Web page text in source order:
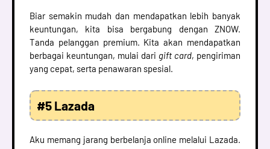
Biar semakin mudah dan mendapatkan lebih banyak
keuntungan, kita bisa bergabung dengan ZNOW.
Tanda pelanggan premium. Kita akan mendapatkan
berbagai keuntungan, mulai dari gift card, pengiriman
yang cepat, serta penawaran spesial.
#5 Lazada
Aku memang jarang berbelanja online melalui Lazada.